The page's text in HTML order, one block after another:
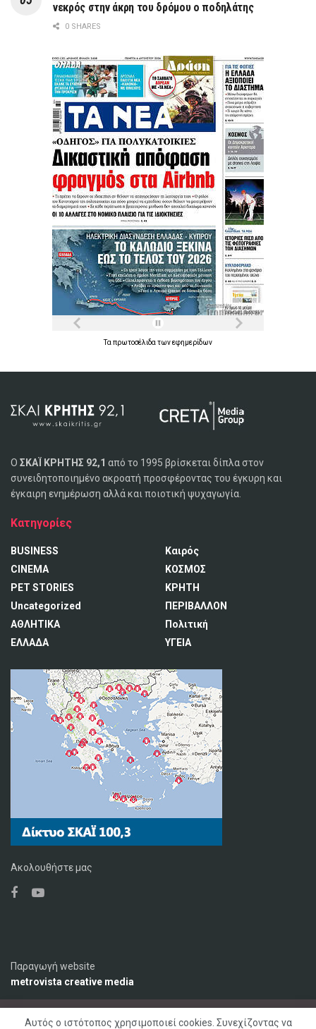
νεκρός στην άκρη του δρόμου ο ποδηλάτης
0 SHARES
Ταπρωτοσέλιδατωνεφημερίδων
Ο ΣΚΑΪ ΚΡΗΤΗΣ 92,1 από το 1995 βρίσκεται δίπλα στον
συνειδητοποιημένο ακροατή προσφέροντας του έγκυρη και
έγκαιρη ενημέρωση αλλά και ποιοτική ψυχαγωγία.
Κατηγορίες
BUSINESS
CINEMA
PET STORIES
Uncategorized
ΑΘΛΗΤΙΚΑ
ΕΛΛΑΔΑ
Καιρός
ΚΟΣΜΟΣ
ΚΡΗΤΗ
ΠΕΡΙΒΑΛΛΟΝ
Πολιτική
ΥΓΕΙΑ
Ακολουθήστε μας
Παραγωγή website
metrovista creative media
Ο Σταθμός Διαφήμιση Επικοινωνία
Αυτός ο ιστότοπος χρησιμοποιεί cookies. Συνεχίζοντας να